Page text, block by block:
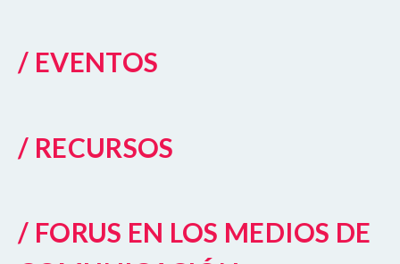
/ EVENTOS
/ RECURSOS
/ FORUS EN LOS MEDIOS DE